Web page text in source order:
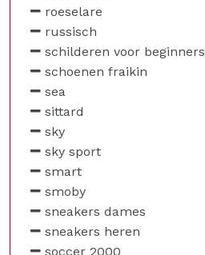
roeselare
russisch
schilderen voor beginners
schoenen fraikin
sea
sittard
sky
sky sport
smart
smoby
sneakers dames
sneakers heren
soccer 2000